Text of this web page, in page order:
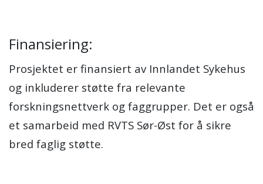
Finansiering:
Prosjektet er finansiert av Innlandet Sykehus
og inkluderer støtte fra relevante
forskningsnettverk og faggrupper. Det er også
et samarbeid med RVTS Sør-Øst for å sikre
bred faglig støtte.